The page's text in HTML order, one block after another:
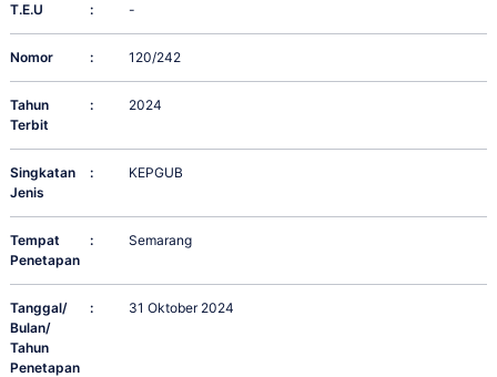
T.E.U : -
Nomor : 120/242
Tahun
Terbit
: 2024
Singkatan
Jenis
: KEPGUB
Tempat
Penetapan
: Semarang
Tanggal/
Bulan/
Tahun
Penetapan
: 31 Oktober 2024